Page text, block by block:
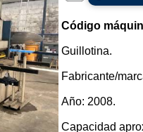
Código
Guillotina.
Fabricante/
Año: 2008.
Capacidad